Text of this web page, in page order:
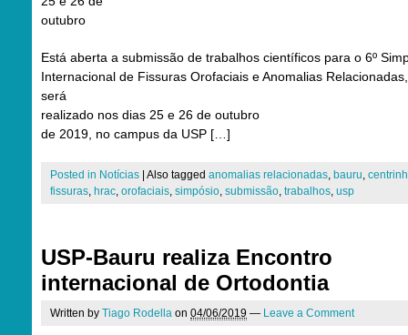
outubro
Está aberta a submissão de trabalhos científicos para o 6º
Internacional de Fissuras Orofaciais e Anomalias
será
realizado nos dias 25 e 26 de outubro
de 2019, no campus da USP […]
Posted in Notícias Also tagged anomalias relacionadas, bauru,
fissuras, hrac, orofaciais, simpósio, submissão, trabalhos, usp
USP-Bauru realiza Encontro
internacional de Ortodontia
Written by Tiago Rodella on 04/06/2019 — Leave a Comment